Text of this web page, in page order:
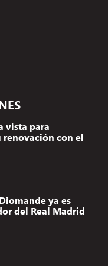
vista para
renovación con el
ya es
del Real Madrid